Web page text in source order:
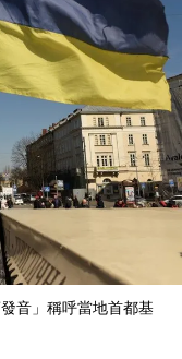
音」稱呼當地首都基